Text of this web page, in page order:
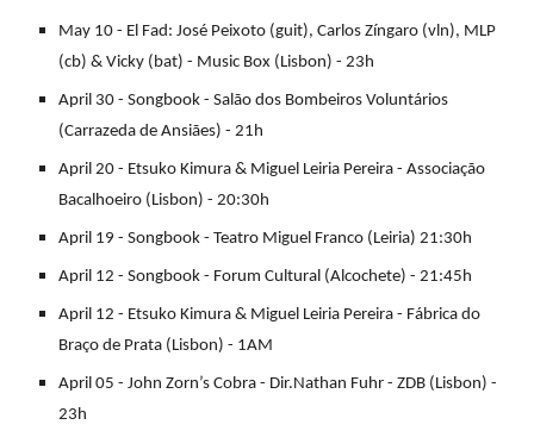
May 10 - El Fad: José Peixoto (guit), Carlos Zíngaro (vln), MLP
(cb) & Vicky (bat) - Music Box (Lisbon) - 23h
April 30 - Songbook - Salão dos Bombeiros Voluntários
(Carrazeda de Ansiães) - 21h
April 20 - Etsuko Kimura & Miguel Leiria Pereira - Associação
Bacalhoeiro (Lisbon) - 20:30h
April 19 - Songbook - Teatro Miguel Franco (Leiria) 21:30h
April 12 - Songbook - Forum Cultural (Alcochete) - 21:45h
April 12 - Etsuko Kimura & Miguel Leiria Pereira - Fábrica do
Braço de Prata (Lisbon) - 1AM
April 05 - John Zorn’s Cobra - Dir.Nathan Fuhr - ZDB (Lisbon) -
23h